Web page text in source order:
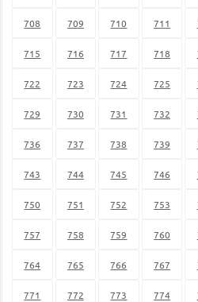
708 709 710 711
715 716 717 718
722 723 724 725
729 730 731 732
736 737 738 739
743 744 745 746
750 751 752 753
757 758 759 760
764 765 766 767
771 772 773 774